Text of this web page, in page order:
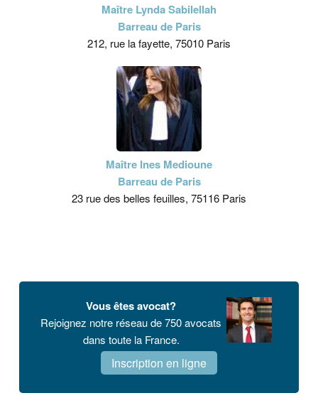
Maître Lynda Sabilellah
Barreau de Paris
212, rue la fayette, 75010 Paris
Maître Ines Medioune
Barreau de Paris
23 rue des belles feuilles, 75116 Paris
Vous êtes avocat?
Rejoignez notre réseau de 750 avocats
dans toute la France.
Inscription en ligne